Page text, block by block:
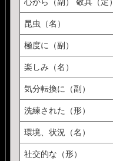
昆虫（名）
極度に（副）
楽しみ（名）
気分転換に（副）
洗練された（形）
環境、状況（名）
社交的な（形）